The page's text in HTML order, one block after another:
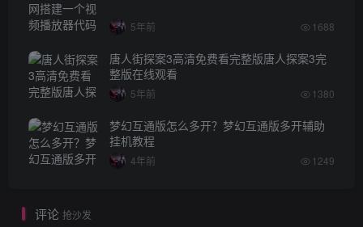
5年前 1688
唐人街探案3高清免费看完整版唐人探案3完
整版在线观看
5年前 1380
梦幻互通版怎么多开？梦幻互通版多开辅助
挂机教程
4年前 1249
评论 抢沙发